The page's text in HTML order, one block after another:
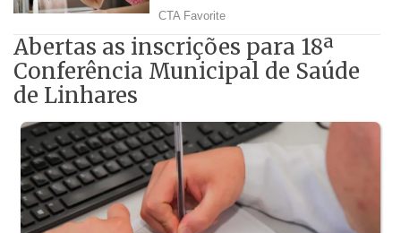
Abertas as inscrições para 18ª
Conferência Municipal de Saúde
de Linhares